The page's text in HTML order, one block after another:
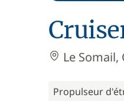
Le Somail,
Propulseur